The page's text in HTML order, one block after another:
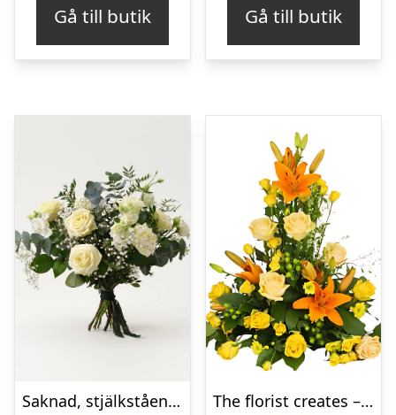
Gå till butik Gå till butik
Saknad, stjälkstående bukett
The florist creates – Funeral decoration